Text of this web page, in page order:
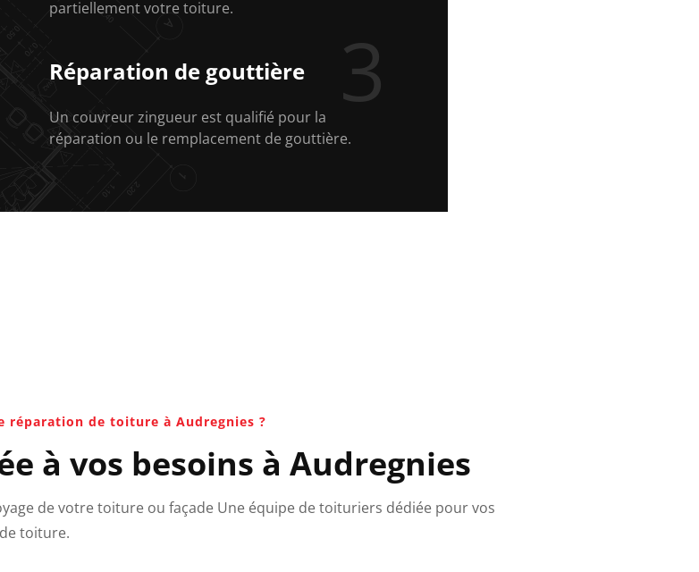
partiellement votre toiture.
Réparation de gouttière 3
Un couvreur zingueur est qualifié pour la
réparation ou le remplacement de gouttière.
de toiture à Audregnies ?
à vos besoins à Audregnies
de votre toiture ou façade Une équipe de toituriers dédiée pour vos
toiture.